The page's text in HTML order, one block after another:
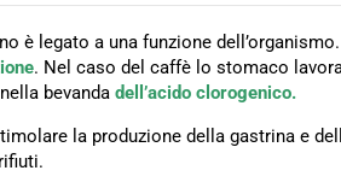
è legato a una funzione
. Nel caso del caffè lo stomaco
bevanda dell’acido clorogenico.
la produzione della gastrina e